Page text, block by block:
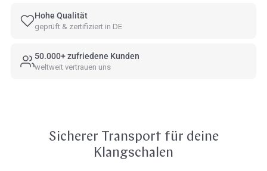
Hohe Qualität
geprüft & zertifiziert in DE
50.000+ zufriedene Kunden
weltweit vertrauen uns
Sicherer Transport für deine
Klangschalen